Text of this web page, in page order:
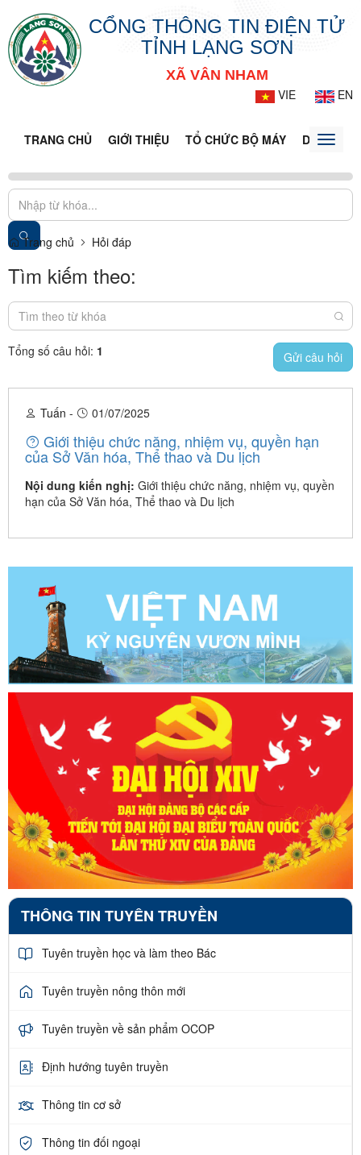
CỔNG THÔNG TIN ĐIỆN TỬ
TỈNH LẠNG SƠN
XÃ VÂN NHAM
VIE
EN
TRANG CHỦ GIỚI THIỆU TỔ CHỨC BỘ MÁY DOANH
Toggle
Trang chủ Hỏi đáp
Tìm kiếm theo:
Tổng số câu hỏi: 1 Gửi câu hỏi
Tuấn - 01/07/2025
Giới thiệu chức năng, nhiệm vụ, quyền hạn
của Sở Văn hóa, Thể thao và Du lịch
Nội dung kiến nghị: Giới thiệu chức năng, nhiệm vụ, quyền
hạn của Sở Văn hóa, Thể thao và Du lịch
THÔNG TIN TUYÊN TRUYỀN
Tuyên truyền học và làm theo Bác
Tuyên truyền nông thôn mới
Tuyên truyền về sản phẩm OCOP
Định hướng tuyên truyền
Thông tin cơ sở
Thông tin đối ngoại